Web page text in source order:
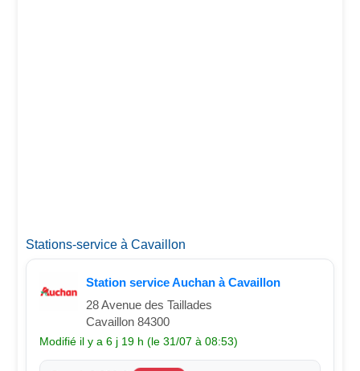
Stations-service à Cavaillon
Station service Auchan à Cavaillon
28 Avenue des Taillades
Cavaillon 84300
Modifié il y a 6 j 19 h (le 31/07 à 08:53)